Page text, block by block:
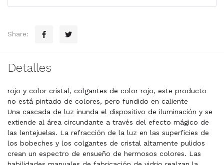
Share:
Detalles
rojo y color cristal, colgantes de color rojo, este producto
no está pintado de colores, pero fundido en caliente
Una cascada de luz inunda el dispositivo de iluminación y se
extiende al área circundante a través del efecto mágico de
las lentejuelas. La refracción de la luz en las superficies de
los bobeches y los colgantes de cristal altamente pulidos
crean un espectro de ensueño de hermosos colores. Las